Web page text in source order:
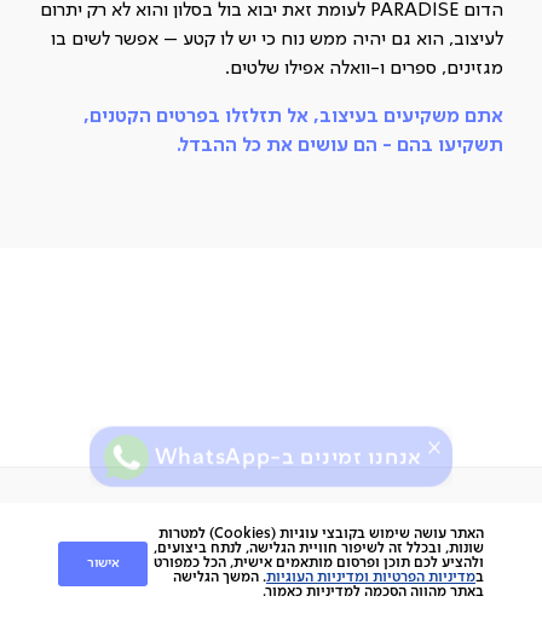
הדום PARADISE לעומת זאת יבוא בול בסלון והוא לא רק יתרום
לעיצוב, הוא גם יהיה ממש נוח כי יש לו קטע – אפשר לשים בו
מגזינים, ספרים ו-וואלה אפילו שלטים.
אתם משקיעים בעיצוב, אל תזלזלו בפרטים הקטנים,
תשקיעו בהם - הם עושים את כל ההבדל.
שירות לקוחות
החלפות והחזרות
napo
אנחנו זמינים ב-WhatsApp
האתר עושה שימוש בקובצי עוגיות (Cookies) למטרות
שונות, ובכלל זה לשיפור חוויית הגלישה, לנתח ביצועים,
ולהציע לכם תוכן ופרסום מותאמים אישית, הכל כמפורט
במדיניות הפרטיות ומדיניות העוגיות. המשך הגלישה
באתר מהווה הסכמה למדיניות כאמור.
אישור